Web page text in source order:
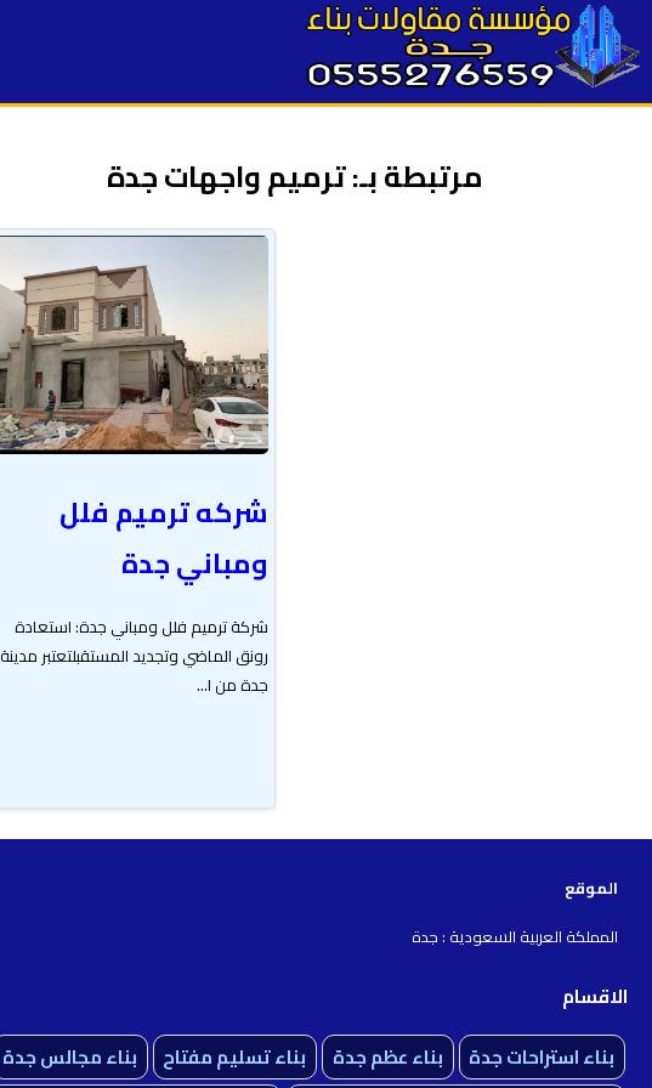
مرتبطة بـ: ترميم واجهات جدة
شركه ترميم فلل
ومباني جدة
شركة ترميم فلل ومباني جدة: استعادة
رونق الماضي وتجديد المستقبلتعتبر مدينة
جدة من ا...
الموقع
المملكة العربية السعودية : جدة
الاقسام
بناء استراحات جدة
بناء عظم جدة بناء تسليم مفتاح بناء مجالس جدة